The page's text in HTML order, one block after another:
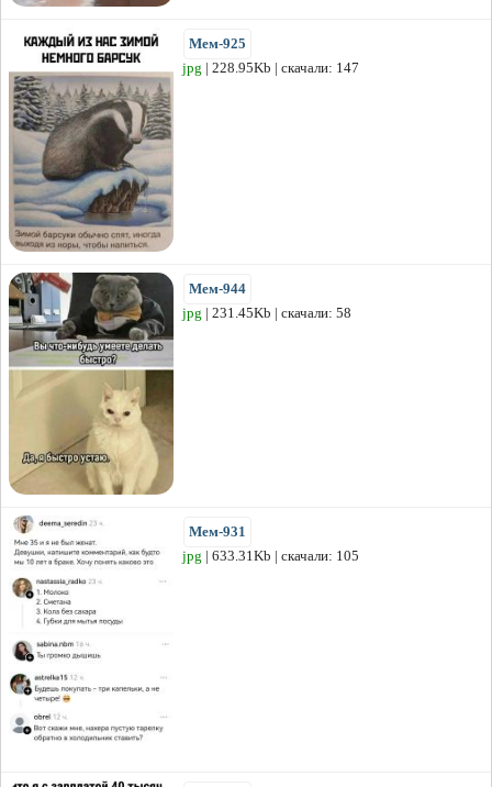
Мем-925
jpg | 228.95Kb | скачали: 147
Мем-944
jpg | 231.45Kb | скачали: 58
Мем-931
jpg | 633.31Kb | скачали: 105